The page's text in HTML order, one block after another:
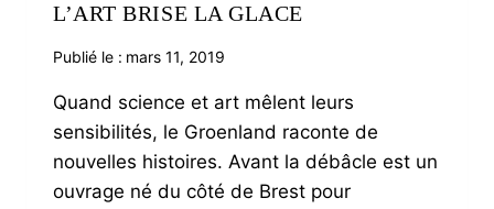
L’ART BRISE LA GLACE
Publié le : mars 11, 2019
Quand science et art mêlent leurs
sensibilités, le Groenland raconte de
nouvelles histoires. Avant la débâcle est un
ouvrage né du côté de Brest pour